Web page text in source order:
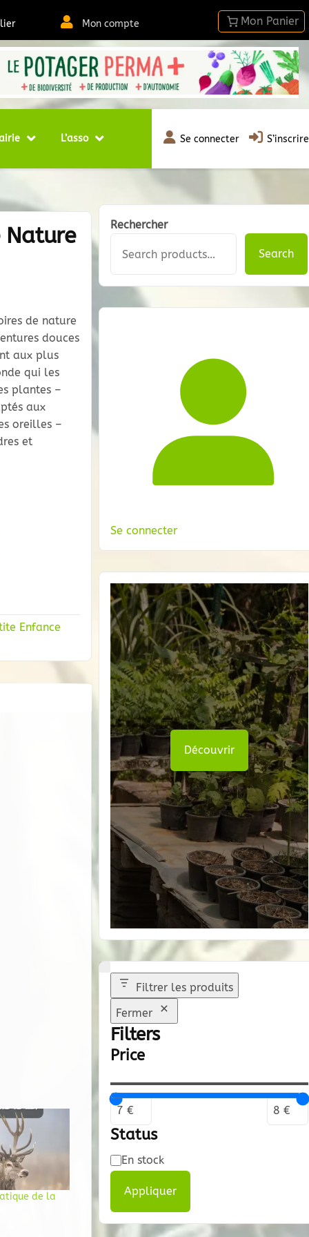
Mon compte
L’asso Se connecter S’inscrire
Nature
de nature
douces
aux plus
qui les
plantes –
aux
oreilles –
et
Enfance
de la
Rechercher
Search
Se connecter
Découvrir
Filtrer les produits
Fermer
Filters
Price
Status
Disponibilité
En stock
Appliquer